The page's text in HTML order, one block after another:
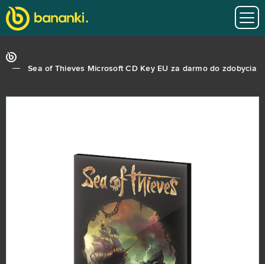
Sea of Thieves Microsoft CD Key EU za darmo do zdobycia